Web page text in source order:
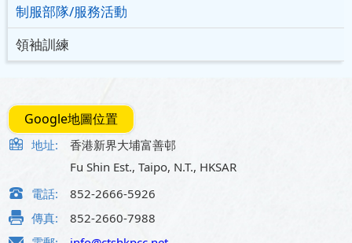
制服部隊/服務活動
領袖訓練
Google地圖位置
地址:
香港新界大埔富善邨
Fu Shin Est., Taipo, N.T., HKSAR
電話:
852-2666-5926
傳真:
852-2660-7988